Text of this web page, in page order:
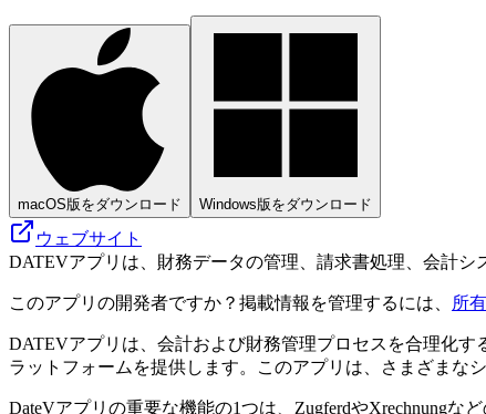
macOS版をダウンロード Windows版をダウンロード
ウェブサイト
DATEVアプリは、財務データの管理、請求書処理、会計シ
このアプリの開発者ですか？掲載情報を管理するには、 所
DATEVアプリは、会計および財務管理プロセスを合理化
ラットフォームを提供します。このアプリは、さまざまな
DateVアプリの重要な機能の1つは、ZugferdやXrechnung